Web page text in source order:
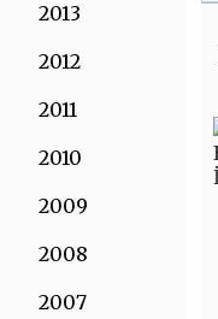
2013
2012
2011
2010
2009
2008
2007